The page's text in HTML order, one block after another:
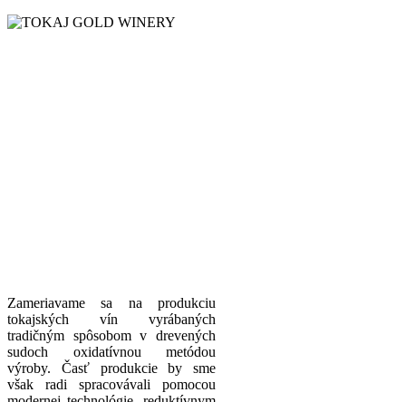
Zameriavame sa na produkciu
tokajských vín vyrábaných
tradičným spôsobom v drevených
sudoch oxidatívnou metódou
výroby. Časť produkcie by sme
však radi spracovávali pomocou